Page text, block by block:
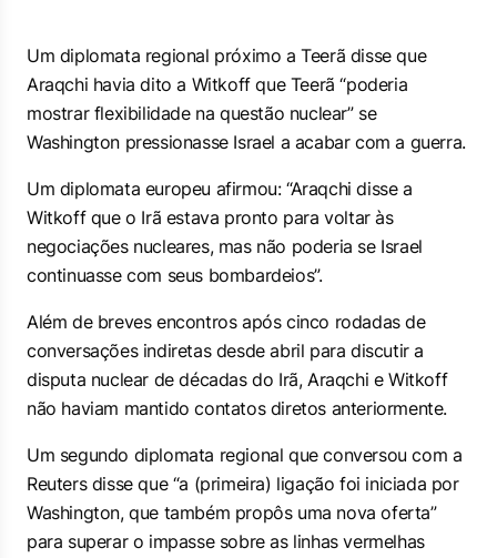
Um diplomata regional próximo a Teerã disse que
Araqchi havia dito a Witkoff que Teerã “poderia
mostrar flexibilidade na questão nuclear” se
Washington pressionasse Israel a acabar com a guerra.
Um diplomata europeu afirmou: “Araqchi disse a
Witkoff que o Irã estava pronto para voltar às
negociações nucleares, mas não poderia se Israel
continuasse com seus bombardeios”.
Além de breves encontros após cinco rodadas de
conversações indiretas desde abril para discutir a
disputa nuclear de décadas do Irã, Araqchi e Witkoff
não haviam mantido contatos diretos anteriormente.
Um segundo diplomata regional que conversou com a
Reuters disse que “a (primeira) ligação foi iniciada por
Washington, que também propôs uma nova oferta”
para superar o impasse sobre as linhas vermelhas